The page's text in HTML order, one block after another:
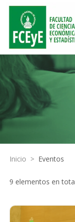
Inicio > Eventos
9 elementos en